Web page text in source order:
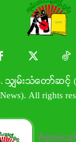
သျှမ်းသံတော်ဆင့်
News). All rights